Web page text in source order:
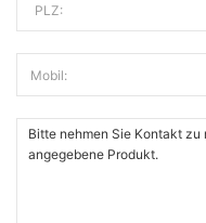
PLZ:
Mobil: